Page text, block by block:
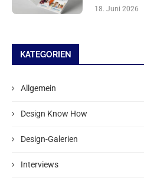
18. Juni 2026
KATEGORIEN
Allgemein
Design Know How
Design-Galerien
Interviews